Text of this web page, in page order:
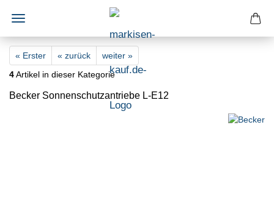
« Erster « zurück
weiter »
4Artikel in dieser Kategorie
Becker Sonnenschutzantriebe L-E12